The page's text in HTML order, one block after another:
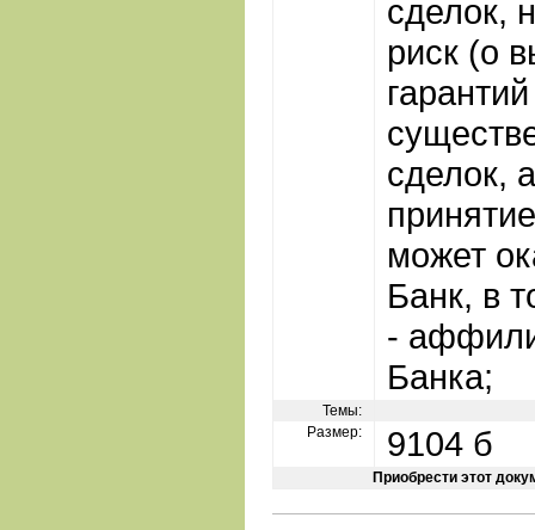
сделок,
риск (о
сделок,
может
Банк, в
-
Банка;
Темы:
Размер:
9104 б
Приобрести этот